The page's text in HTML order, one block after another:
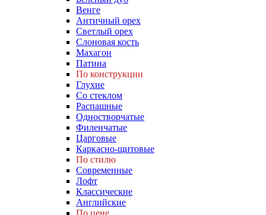
Венге
Античный орех
Светлый орех
Слоновая кость
Махагон
Патина
По конструкции
Глухие
Со стеклом
Распашные
Одностворчатые
Филенчатые
Царговые
Каркасно-щитовые
По стилю
Современные
Лофт
Классические
Английские
По цене